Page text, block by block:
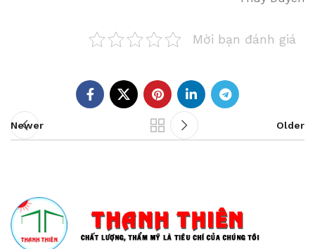
Mời bạn đánh giá
Newer Older